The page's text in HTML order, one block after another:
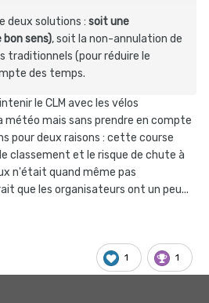
deux solutions : soit une
sens), soit la non-annulation de
traditionnels (pour réduire le
des temps.
le CLM avec les vélos
météo mais sans prendre en compte
pour deux raisons : cette course
classement et le risque de chute à
n'était quand même pas
que les organisateurs ont un peu...
1 1